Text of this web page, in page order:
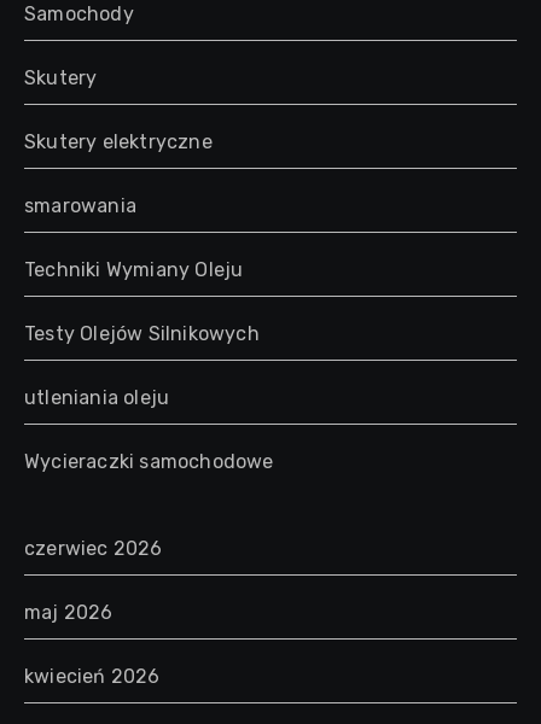
Samochody
Skutery
Skutery elektryczne
smarowania
Techniki Wymiany Oleju
Testy Olejów Silnikowych
utleniania oleju
Wycieraczki samochodowe
czerwiec 2026
maj 2026
kwiecień 2026